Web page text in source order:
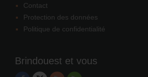
Contact
Protection des données
Politique de confidentialité
Brindouest et vous